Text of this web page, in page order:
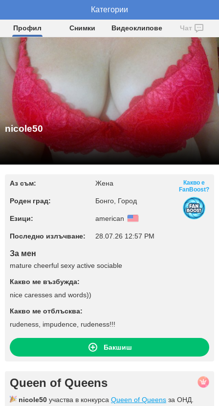
nicole50
Профил Снимки Видеоклипове Чат
nicole50
Аз съм: Жена
Роден град: Бонго, Город
Езици: american
Последно излъчване: 28.07.26 12:57 PM
Какво е
FanBoost?
За мен
mature cheerful sexy active sociable
Какво ме възбужда:
nice caresses and words))
Какво ме отблъсква:
rudeness, impudence, rudeness!!!
Бакшиш
Queen of Queens
nicole50 участва в конкурса Queen of Queens за ОНД.
Категории